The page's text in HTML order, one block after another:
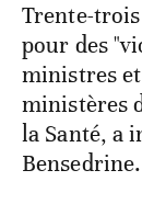
Trente-
pour des
ministres
ministères
la Santé, a
Bensedrine.